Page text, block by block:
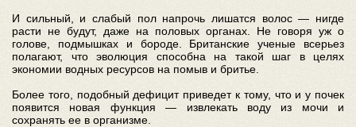
И сильный, и слабый пол напрочь лишатся волос — нигде
расти не будут, даже на половых органах. Не говоря уж о
голове, подмышках и бороде. Британские ученые всерьез
полагают, что эволюция способна на такой шаг в целях
экономии водных ресурсов на помыв и бритье.
Более того, подобный дефицит приведет к тому, что и у почек
появится новая функция — извлекать воду из мочи и
сохранять ее в организме.